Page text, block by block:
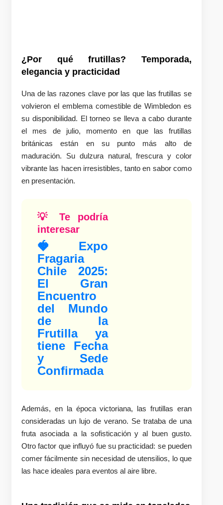
¿Por qué frutillas? Temporada,
elegancia y practicidad
Una de las razones clave por las que las frutillas se
volvieron el emblema comestible de Wimbledon es
su disponibilidad. El torneo se lleva a cabo durante
el mes de julio, momento en que las frutillas
británicas están en su punto más alto de
maduración. Su dulzura natural, frescura y color
vibrante las hacen irresistibles, tanto en sabor como
en presentación.
💡 Te podría
interesar
🍓 Expo
Fragaria
Chile 2025:
El Gran
Encuentro
del Mundo
de la
Frutilla ya
tiene Fecha
y Sede
Confirmada
Además, en la época victoriana, las frutillas eran
consideradas un lujo de verano. Se trataba de una
fruta asociada a la sofisticación y al buen gusto.
Otro factor que influyó fue su practicidad: se pueden
comer fácilmente sin necesidad de utensilios, lo que
las hace ideales para eventos al aire libre.